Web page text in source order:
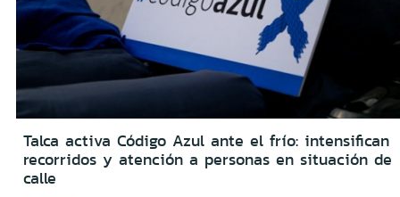
Talca activa Código Azul ante el frío: intensifican
recorridos y atención a personas en situación de
calle